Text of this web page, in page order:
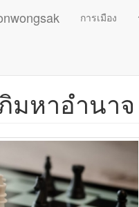
การเมือง
มหาอำนาจ